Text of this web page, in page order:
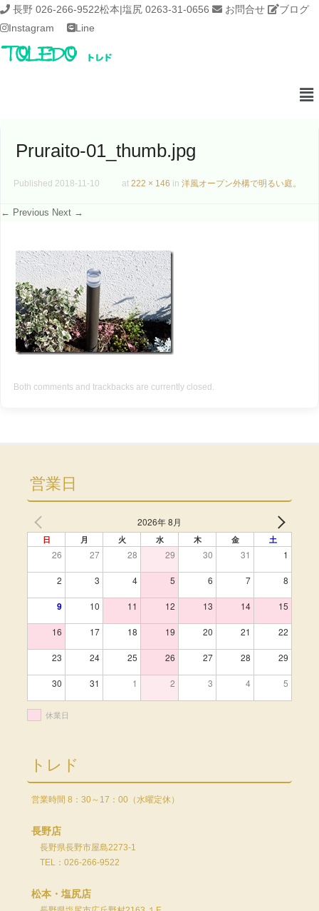
長野 026-266-9522松本|塩尻 0263-31-0656 お問合せ
ブログ
Instagram
Line
Pruraito-01_thumb.jpg
Published 2018-11-10 at 222 × 146 in 洋風オープン外構で明るい庭。
← Previous Next →
Both comments and trackbacks are currently closed.
営業日
2026年 8月
日 月 火 水 木 金 土
26 27 28 29 30 31 1
2 3 4 5 6 7 8
9 10 11 12 13 14 15
16 17 18 19 20 21 22
23 24 25 26 27 28 29
30 31 1 2 3 4 5
休業日
トレド
営業時間 8：30～17：00（水曜定休）
長野店
長野県長野市屋島2273-1
TEL：026-266-9522
松本・塩尻店